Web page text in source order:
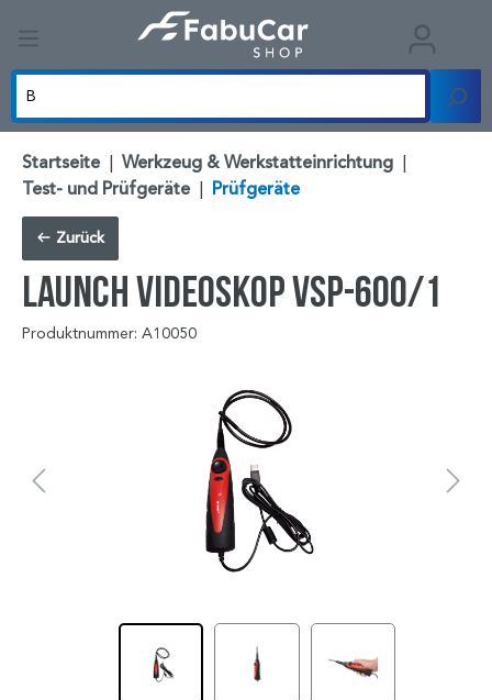
Startseite | Werkzeug & Werkstatteinrichtung |
Test- und Prüfgeräte | Prüfgeräte
Zurück
LAUNCH Videoskop VSP-600/1
Produktnummer: A10050